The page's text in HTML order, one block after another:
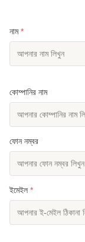
নাম*
কোম্পানির নাম
ফোন নম্বর
ইমেইল *